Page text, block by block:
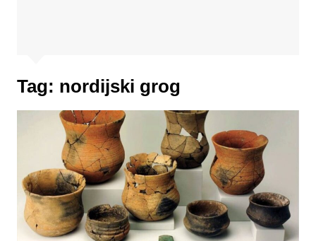
Tag: nordijski grog